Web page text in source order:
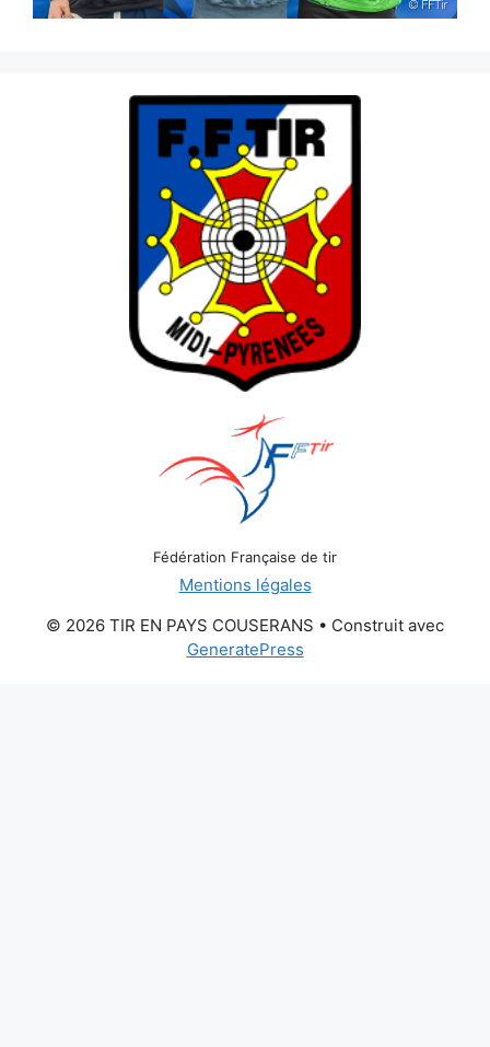
Fédération Française de tir
Mentions légales
© 2026 TIR EN PAYS COUSERANS • Construit avec
GeneratePress